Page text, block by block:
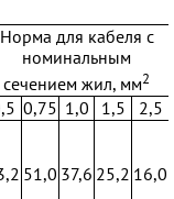
Норма для кабеля с
номинальным
сечением жил, мм2
0,75 1,0 1,5
2,5
51,0 37,6 25,2 16,0